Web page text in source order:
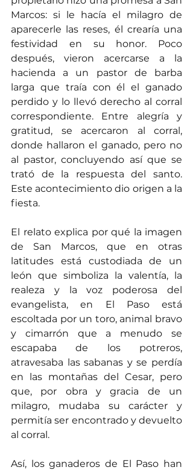
Marcos: si le hacía el milagro de
aparecerle las reses, él crearía una
festividad en su honor. Poco
después, vieron acercarse a la
hacienda a un pastor de barba
larga que traía con él el ganado
perdido y lo llevó derecho al corral
correspondiente. Entre alegría y
gratitud, se acercaron al corral,
donde hallaron el ganado, pero no
al pastor, concluyendo así que se
trató de la respuesta del santo.
Este acontecimiento dio origen a la
fiesta.
El relato explica por qué la imagen
de San Marcos, que en otras
latitudes está custodiada de un
león que simboliza la valentía, la
realeza y la voz poderosa del
evangelista, en El Paso está
escoltada por un toro, animal bravo
y cimarrón que a menudo se
escapaba de los potreros,
atravesaba las sabanas y se perdía
en las montañas del Cesar, pero
que, por obra y gracia de un
milagro, mudaba su carácter y
permitía ser encontrado y devuelto
al corral.
Así, los ganaderos de El Paso han